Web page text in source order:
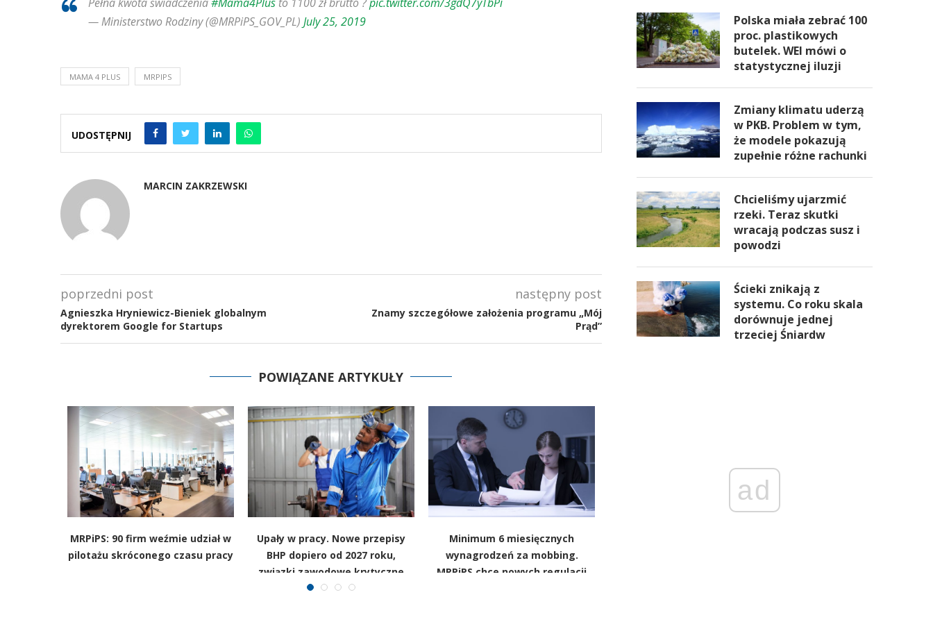
— Ministerstwo Rodziny (@MRPiPS_GOV_PL) July 25, 2019
MAMA 4 PLUS MRPIPS
UDOSTĘPNIJ
MARCIN ZAKRZEWSKI
poprzedni post
Agnieszka Hryniewicz-Bieniek globalnym
dyrektorem Google for Startups
następny post
Znamy szczegółowe założenia programu „Mój
Prąd”
POWIĄZANE ARTYKUŁY
MRPiPS: 90 firm weźmie udział w
pilotażu skróconego czasu pracy
Upały w pracy. Nowe przepisy
BHP dopiero od 2027 roku,
związki zawodowe krytyczne
Minimum 6 miesięcznych
wynagrodzeń za mobbing.
MRPiPS chce nowych regulacji
Polska miała zebrać 100
proc. plastikowych
butelek. WEI mówi o
statystycznej iluzji
Zmiany klimatu uderzą
w PKB. Problem w tym,
że modele pokazują
zupełnie różne rachunki
Chcieliśmy ujarzmić
rzeki. Teraz skutki
wracają podczas susz i
powodzi
Ścieki znikają z
systemu. Co roku skala
dorównuje jednej
trzeciej Śniardw
ad